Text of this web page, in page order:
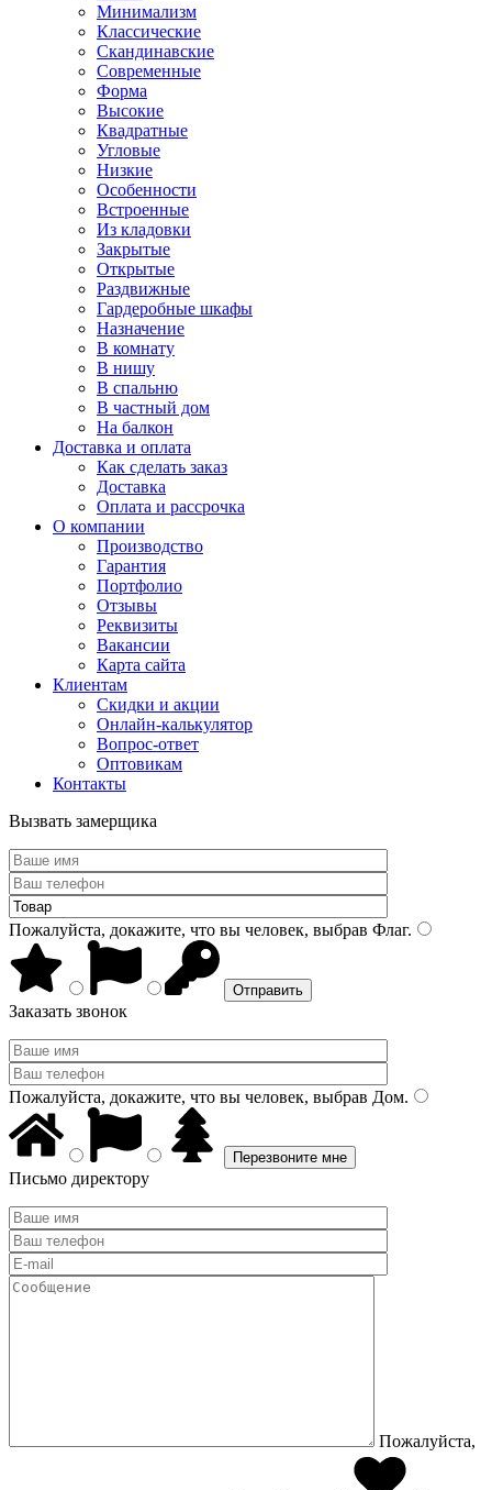
Минимализм
Классические
Скандинавские
Современные
Форма
Высокие
Квадратные
Угловые
Низкие
Особенности
Встроенные
Из кладовки
Закрытые
Открытые
Раздвижные
Гардеробные шкафы
Назначение
В комнату
В нишу
В спальню
В частный дом
На балкон
Доставка и оплата
Как сделать заказ
Доставка
Оплата и рассрочка
О компании
Производство
Гарантия
Портфолио
Отзывы
Реквизиты
Вакансии
Карта сайта
Клиентам
Скидки и акции
Онлайн-калькулятор
Вопрос-ответ
Оптовикам
Контакты
Вызвать замерщика
Пожалуйста, докажите, что вы человек, выбрав Флаг.
Заказать звонок
Пожалуйста, докажите, что вы человек, выбрав Дом.
Письмо директору
Пожалуйста,